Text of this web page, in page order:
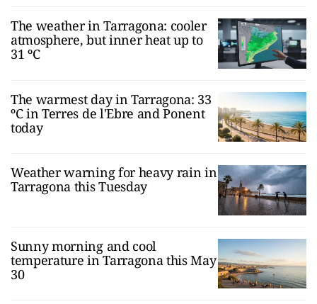
The weather in Tarragona: cooler
atmosphere, but inner heat up to
31 ºC
The warmest day in Tarragona: 33
ºC in Terres de l'Ebre and Ponent
today
Weather warning for heavy rain in
Tarragona this Tuesday
Sunny morning and cool
temperature in Tarragona this May
30